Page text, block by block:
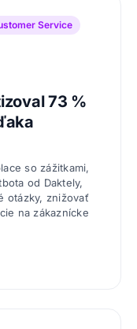
Service
73 %
so zážitkami,
od Daktely,
otázky, znižovať
na zákaznícke